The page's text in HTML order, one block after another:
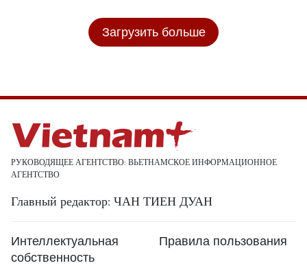
Загрузить больше
РУКОВОДЯЩЕЕ АГЕНТСТВО: ВЬЕТНАМСКОЕ ИНФОРМАЦИОННОЕ
АГЕНТСТВО
Главный редактор: ЧАН ТИЕН ДУАН
Интеллектуальная
собственность
Правила пользования